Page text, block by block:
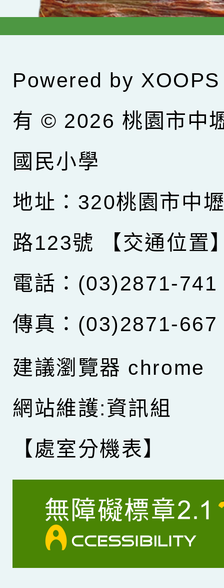
Powered by XOOPS
有 © 2026 桃園市中
國民小學
地址：320桃園市中
路123號
【交通位置
電話：(03)2871-741
傳真：(03)2871-667
建議瀏覽器 chrome
網站維護:資訊組
【處室分機表】